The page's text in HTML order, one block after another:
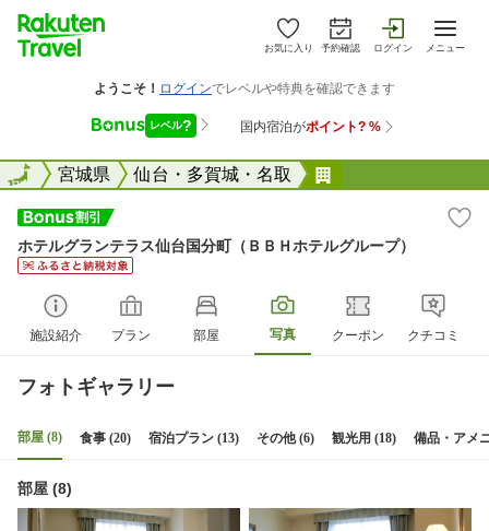
お気に入り 予約確認 ログイン メニュー
全国宮城県 仙台・多賀城・名取
全国
ホテルグランテラス仙台国分町（ＢＢＨホテルグループ）
施設紹介 プラン 部屋 写真 クーポン クチコミ
フォトギャラリー
部屋 (8) 食事 (20) 宿泊プラン (13) その他 (6) 観光用 (18) 備品・アメ
部屋 (8)